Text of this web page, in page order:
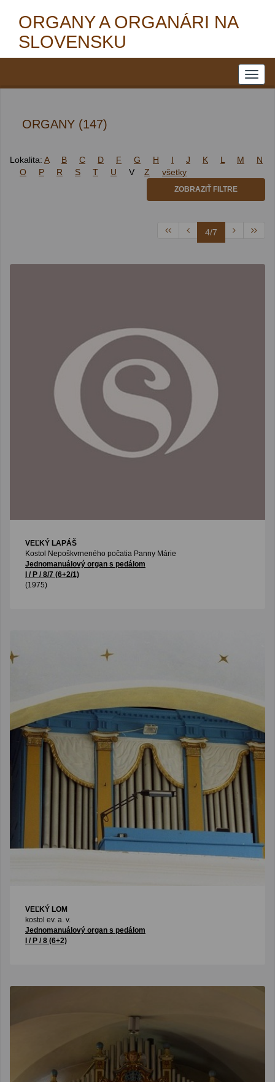
ORGANY A ORGANÁRI NA
SLOVENSKU
ORGANY (147)
Lokalita: A B C D F G H I J K L M
N
O
P R S T U V Z všetky
ZOBRAZIŤ FILTRE
4/7
VEĽKÝ LAPÁŠ
Kostol Nepoškvrneného počatia Panny Márie
Jednomanuálový organ s pedálom
I / P / 8/7 (6+2/1)
(1975)
VEĽKÝ LOM
kostol ev. a. v.
Jednomanuálový organ s pedálom
I / P / 8 (6+2)